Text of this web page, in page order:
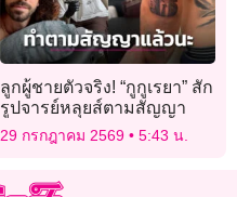
ลูกผู้ชายตัวจริง! “กูกูเรยา” สัก
รูปจารย์หลุยส์ตามสัญญา
29 กรกฎาคม 2569 5:43 น.